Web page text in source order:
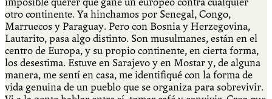
otro continente. Ya hinchamos por Senegal, Congo,
Marruecos y Paraguay. Pero con Bosnia y Herzegovina,
Lautarito, pasa algo distinto. Son musulmanes, están en el
centro de Europa, y su propio continente, en cierta forma,
los desestima. Estuve en Sarajevo y en Mostar y, de alguna
manera, me sentí en casa, me identifiqué con la forma de
vida genuina de un pueblo que se organiza para sobrevivir.